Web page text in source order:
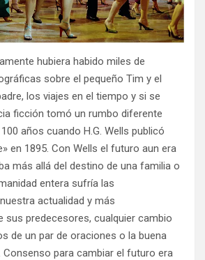
hubiera habido miles de
sobre el pequeño Tim y el
los viajes en el tiempo y si se
ficción tomó un rumbo diferente
años cuando H.G. Wells publicó
en 1895. Con Wells el futuro aun era
más allá del destino de una familia o
entera sufría las
actualidad y más
sus predecesores, cualquier cambio
de un par de oraciones o la buena
para cambiar el futuro era